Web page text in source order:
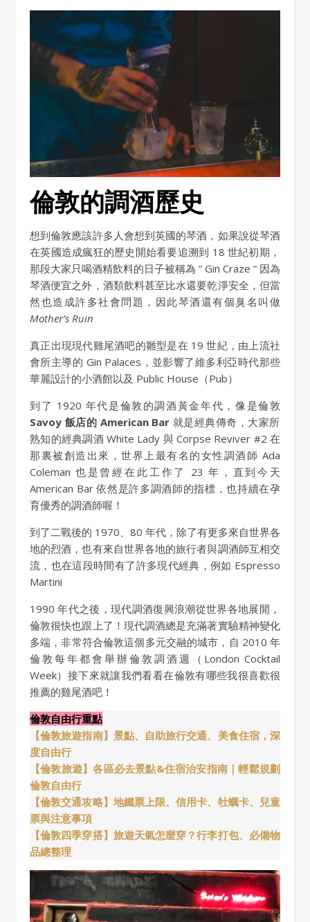
倫敦的調酒歷史
想到倫敦應該許多人會想到英國的琴酒，如果說從琴酒
在英國造成瘋狂的歷史開始看要追溯到 18 世紀初期，
那段大家只喝酒精飲料的日子被稱為 ” Gin Craze ” 因為
琴酒便宜之外，酒類飲料甚至比水還要乾淨安全，但當
然也造成許多社會問題，因此琴酒還有個臭名叫做
Mother’s Ruin
真正出現現代雞尾酒吧的雛型是在 19 世紀，由上流社
會所主導的 Gin Palaces，並影響了維多利亞時代那些
華麗設計的小酒館以及 Public House（Pub）
到了 1920 年代是倫敦的調酒黃金年代，像是倫敦
Savoy 飯店的 American Bar 就是經典傳奇，大家所
熟知的經典調酒 White Lady 與 Corpse Reviver #2 在
那裏被創造出來，世界上最有名的女性調酒師 Ada
Coleman 也是曾經在此工作了 23 年，直到今天
American Bar 依然是許多調酒師的指標，也持續在孕
育優秀的調酒師喔！
到了二戰後的 1970、80 年代，除了有更多來自世界各
地的烈酒，也有來自世界各地的旅行者與調酒師互相交
流，也在這段時間有了許多現代經典，例如 Espresso
Martini
1990 年代之後，現代調酒復興浪潮從世界各地展開，
倫敦很快也跟上了！現代調酒總是充滿著實驗精神變化
多端，非常符合倫敦這個多元交融的城市，自 2010 年
倫敦每年都會舉辦倫敦調酒週（London Cocktail
Week）接下來就讓我們看看在倫敦有哪些我很喜歡很
推薦的雞尾酒吧！
倫敦自由行重點
【倫敦旅遊指南】景點、自助旅行交通、美食住宿，深
度自由行
【倫敦旅遊】各區必去景點&住宿治安指南｜輕鬆規劃
倫敦自由行
【倫敦交通攻略】地鐵票上限、信用卡、牡蠣卡、兒童
票與注意事項
【倫敦四季穿搭】旅遊天氣怎麼穿？行李打包、必備物
品總整理